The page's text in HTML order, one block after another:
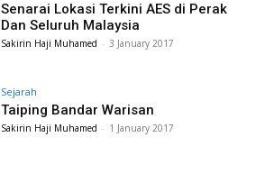
Senarai Lokasi Terkini AES di Perak
Dan Seluruh Malaysia
Sakirin Haji Muhamed - 3 January 2017
Sejarah
Taiping Bandar Warisan
Sakirin Haji Muhamed - 1 January 2017